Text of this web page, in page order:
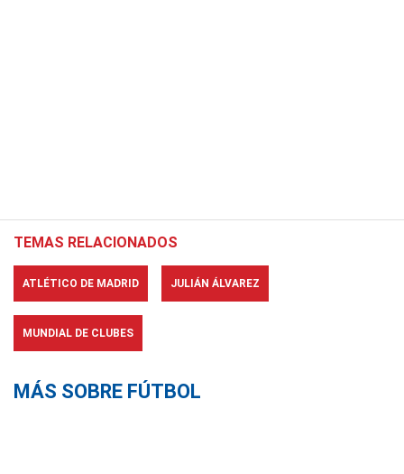
TEMAS RELACIONADOS
ATLÉTICO DE MADRID JULIÁN ÁLVAREZ
MUNDIAL DE CLUBES
MÁS SOBRE FÚTBOL